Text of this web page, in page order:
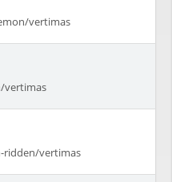
vertimas
vertimas
ridden/vertimas